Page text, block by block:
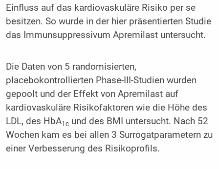
Einfluss auf das kardiovaskuläre Risiko per se
besitzen. So wurde in der hier präsentierten Studie
das Immunsuppressivum Apremilast untersucht.
Die Daten von 5 randomisierten,
placebokontrollierten Phase-III-Studien wurden
gepoolt und der Effekt von Apremilast auf
kardiovaskuläre Risikofaktoren wie die Höhe des
LDL, des HbA1cund des BMI untersucht. Nach 52
Wochen kam es bei allen 3 Surrogatparametern zu
einer Verbesserung des Risikoprofils.